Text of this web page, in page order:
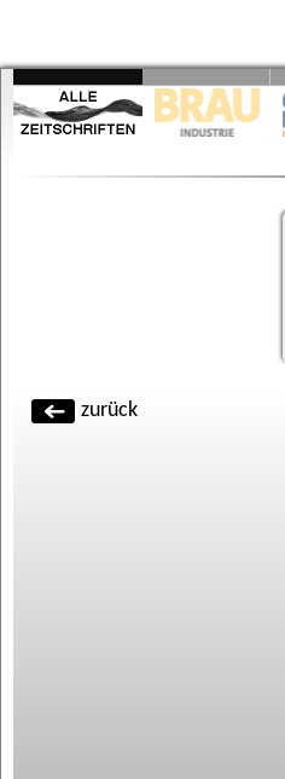
zurück